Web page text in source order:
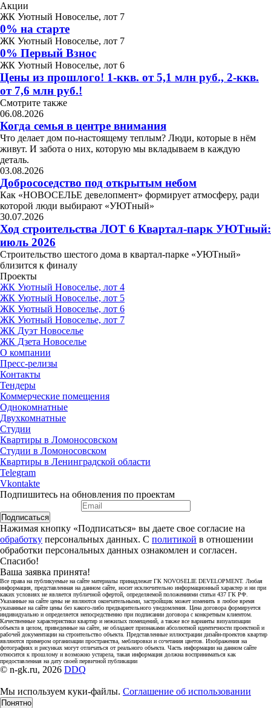
Акции
ЖК Уютный Новоселье, лот 7
0% на старте
ЖК Уютный Новоселье, лот 7
0% Первый Взнос
ЖК Уютный Новоселье, лот 6
Цены из прошлого! 1-ккв. от 5,1 млн руб., 2-ккв.
от 7,6 млн руб.!
Смотрите также
06.08.2026
Когда семья в центре внимания
Что делает дом по-настоящему теплым? Люди, которые в нём
живут. И забота о них, которую мы вкладываем в каждую
деталь.
03.08.2026
Добрососедство под открытым небом
Как «НОВОСЕЛЬЕ девелопмент» формирует атмосферу, ради
которой люди выбирают «УЮТный»
30.07.2026
Ход строительства ЛОТ 6 Квартал-парк УЮТный:
июль 2026
Строительство шестого дома в квартал-парке «УЮТный»
близится к финалу
Проекты
ЖК Уютный Новоселье, лот 4
ЖК Уютный Новоселье, лот 5
ЖК Уютный Новоселье, лот 6
ЖК Уютный Новоселье, лот 7
ЖК Дуэт Новоселье
ЖК Дзета Новоселье
О компании
Пресс-релизы
Контакты
Тендеры
Коммерческие помещения
Однокомнатные
Двухкомнатные
Студии
Квартиры в Ломоносовском
Студии в Ломоносовском
Квартиры в Ленинградской области
Telegram
Vkontakte
Подпишитесь на обновления по проектам
Подписаться
Нажимая кнопку «Подписаться» вы даете свое согласие на
обработку персональных данных. С политикой в отношении
обработки персональных данных ознакомлен и согласен.
Спасибо!
Ваша заявка принята!
Все права на публикуемые на сайте материалы принадлежат ГК NOVOSELIE DEVELOPMENT. Любая
информация, представленная на данном сайте, носит исключительно информационный характер и ни при
каких условиях не является публичной офертой, определяемой положениями статьи 437 ГК РФ.
Указанные на сайте цены не являются окончательными, застройщик может изменить в любое время
указанные на сайте цены без какого-либо предварительного уведомления. Цена договора формируется
индивидуально и определяется непосредственно при подписании договора с конкретным клиентом.
Качественные характеристики квартир и нежилых помещений, а также все варианты визуализации
объекта в целом, приведенные на сайте, не обладают признаками абсолютной идентичности проектной и
рабочей документации на строительство объекта. Представленные иллюстрации дизайн-проектов квартир
являются примером организации пространства, меблировки и сочетания цветов. Изображения на
фотографиях и рисунках могут отличаться от реального объекта. Часть информации на данном сайте
относится к прошлому и возможно устарела, такая информация должна восприниматься как
предоставленная на дату своей первичной публикации
© n-gk.ru, 2026 DDQ
Мы используем куки-файлы. Соглашение об использовании
Понятно